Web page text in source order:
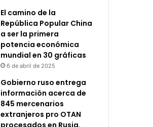
El camino de la
República Popular China
a ser la primera
potencia económica
mundial en 30 gráficas
6 de abril de 2025
Gobierno ruso entrega
información acerca de
845 mercenarios
extranjeros pro OTAN
procesados en Rusia.